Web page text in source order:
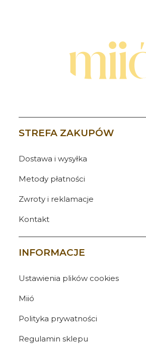
Linki w stopce
STREFA ZAKUPÓW
Dostawa i wysyłka
Metody płatności
Zwroty i reklamacje
Kontakt
INFORMACJE
Ustawienia plików cookies
Miió
Polityka prywatności
Regulamin sklepu